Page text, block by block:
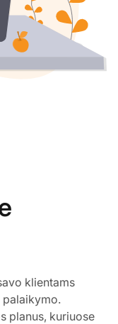
klientams
planus, kuriuose